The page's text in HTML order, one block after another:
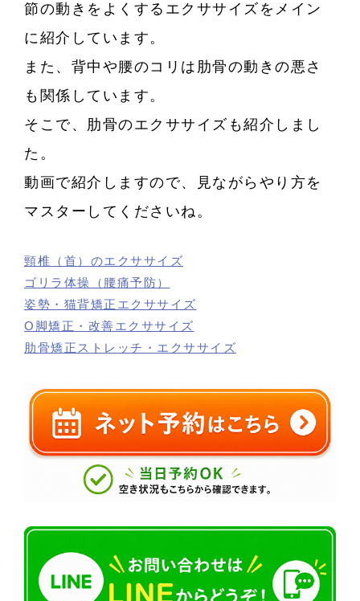
節の動きをよくするエクササイズをメイン
に紹介しています。
また、背中や腰のコリは肋骨の動きの悪さ
も関係しています。
そこで、肋骨のエクササイズも紹介しまし
た。
動画で紹介しますので、見ながらやり方を
マスターしてくださいね。
頸椎（首）のエクササイズ
ゴリラ体操（腰痛予防）
姿勢・猫背矯正エクササイズ
O脚矯正・改善エクササイズ
肋骨矯正ストレッチ・エクササイズ